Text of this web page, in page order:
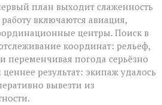
план выходит слаженность
включаются авиация,
центры. Поиск в
координат: рельеф,
и переменчивая погода серьёзно
результат: экипаж удалось
вывезти из